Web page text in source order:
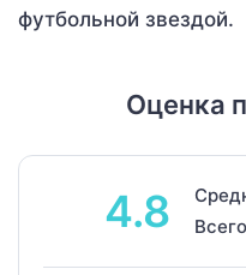
футбольной звездой.
Оценка
4.8